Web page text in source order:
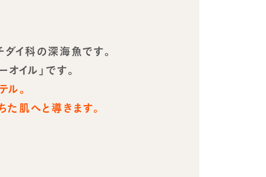
ダイ科の深海魚です。
イル」です。
。
肌へと導きます。